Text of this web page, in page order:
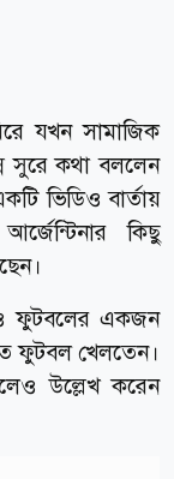
যখন সামাজিক
সুরে কথা বললেন
ভিডিও বার্তায়
কিছু
ফুটবলের একজন
ফুটবল খেলতেন।
উল্লেখ করেন